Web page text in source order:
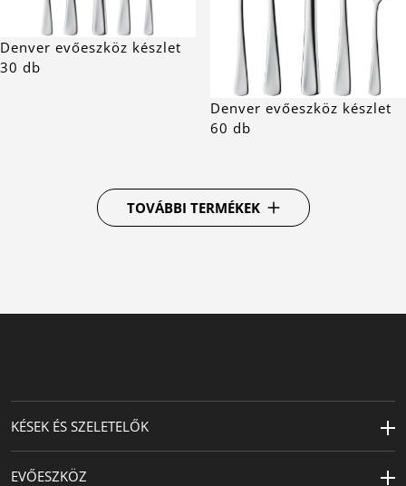
Denver evőeszköz készlet
30 db
Denver evőeszköz készlet
60 db
TOVÁBBI TERMÉKEK
KÉSEK ÉS SZELETELŐK
EVŐESZKÖZ